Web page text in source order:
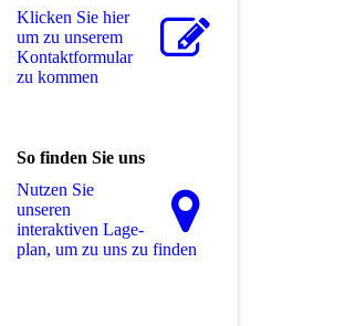
Klicken Sie hier
um zu unserem
Kon­takt­for­mu­lar
zu kommen
So finden Sie uns
Nutzen Sie
unseren
interaktiven La­ge­
plan, um zu uns zu finden